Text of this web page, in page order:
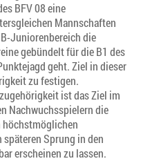
BFV 08 eine
Mannschaften
Juniorenbereich die
gebündelt für die B1 des
geht. Ziel in dieser
zu festigen.
ist das Ziel im
Nachwuchsspielern die
höchstmöglichen
Sprung in den
erscheinen zu lassen.